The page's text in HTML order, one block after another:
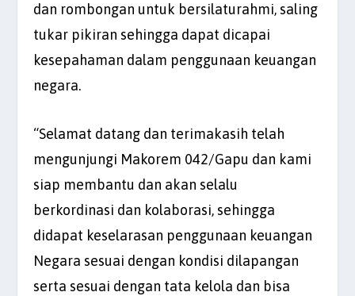
dan rombongan untuk bersilaturahmi, saling
tukar pikiran sehingga dapat dicapai
kesepahaman dalam penggunaan keuangan
negara.
“Selamat datang dan terimakasih telah
mengunjungi Makorem 042/Gapu dan kami
siap membantu dan akan selalu
berkordinasi dan kolaborasi, sehingga
didapat keselarasan penggunaan keuangan
Negara sesuai dengan kondisi dilapangan
serta sesuai dengan tata kelola dan bisa